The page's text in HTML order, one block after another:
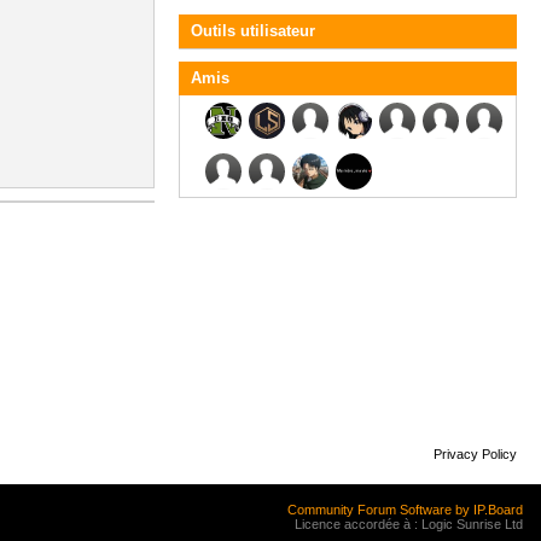
Outils utilisateur
Amis
Privacy Policy
Community Forum Software by IP.Board
Licence accordée à : Logic Sunrise Ltd